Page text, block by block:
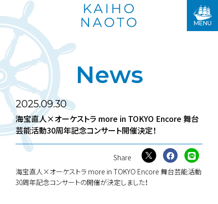
MENU
News
2025.09.30
海宝直人×オーケストラ more in TOKYO Encore 舞台
芸能活動30周年記念コンサート開催決定！
海宝直人×オーケストラ more in TOKYO Encore 舞台芸能活動
30周年記念コンサートの開催が決定しました！